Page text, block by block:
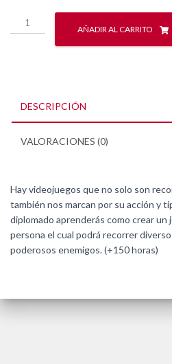
Diplomado:
Shooter
cantidad
AÑADIR AL CARRITO
DESCRIPCIÓN
VALORACIONES (0)
Hay videojuegos que no solo son
también nos marcan por su acción y
diplomado aprenderás como crear un
persona el cual podrá recorrer
poderosos enemigos. (+150 horas)